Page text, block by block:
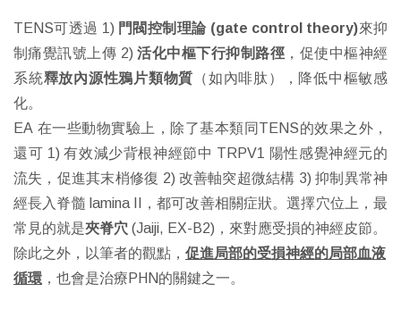
TENS可透過 1) 門閥控制理論 (gate control theory)來抑
制痛覺訊號上傳 2)活化中樞下行抑制路徑 ，促使中樞神經
系統釋放內源性鴉片類物質 （如內啡肽），降低中樞敏感
化。
EA 在一些動物實驗上，除了基本類同TENS的效果之外，
還可 1) 有效減少背根神經節中 TRPV1 陽性感覺神經元的
流失，促進其末梢修復 2) 改善軸突超微結構 3) 抑制異常神
經長入脊髓 lamina II，都可改善相關症狀。選擇穴位上，最
常見的就是夾脊穴 (Jaiji, EX-B2)，來對應受損的神經皮節。
除此之外，以筆者的觀點， 促進局部的受損神經的局部血液
循環 ，也會是治療PHN的關鍵之一。